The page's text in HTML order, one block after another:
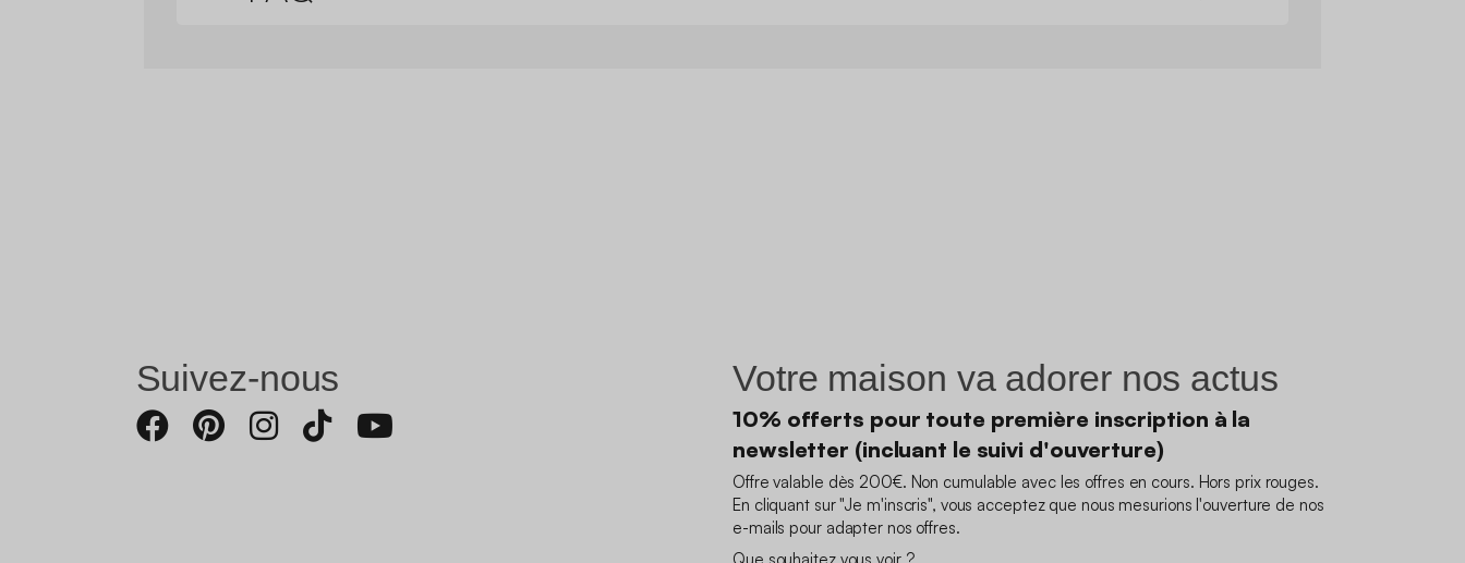
Suivez-nous Votre maison va adorer nos actus
10% offerts pour toute première inscription à la
newsletter (incluant le suivi d'ouverture)
Offre valable dès 200€. Non cumulable avec les offres en cours. Hors prix rouges.
En cliquant sur "Je m'inscris", vous acceptez que nous mesurions l'ouverture de nos
e-mails pour adapter nos offres.